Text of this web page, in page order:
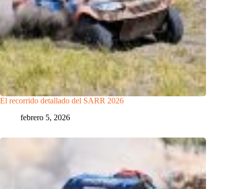
El recorrido detallado del SARR 2026
febrero 5, 2026